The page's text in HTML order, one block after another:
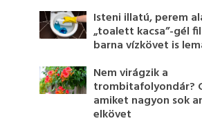
Isteni illatú, perem
„toalett kacsa”-gél
barna vízkövet is
Nem virágzik a
trombitafolyondár?
amiket nagyon sok
elkövet